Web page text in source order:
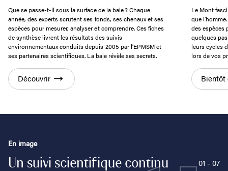
Que se passe-t-il sous la surface de la baie ? Chaque
année, des experts scrutent ses fonds, ses chenaux et ses
espèces pour mesurer, analyser et comprendre. Ces fiches
de synthèse livrent les résultats des suivis
environnementaux conduits depuis 2005 par l’EPMSM et
ses partenaires scientifiques. La baie révèle ses secrets.
Découvrir
Le Mont
que
des espèces
quelques
leurs cycles
lors de vos
En image
Un suivi scientifique continu 01 - 07